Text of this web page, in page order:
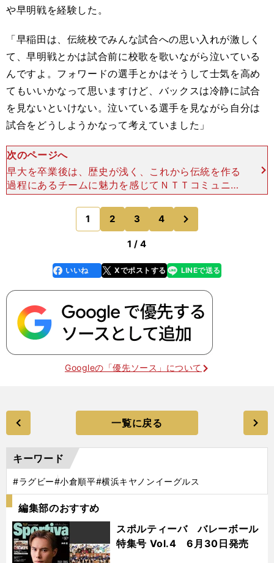
や早明戦を経験した。
「早稲田は、伝統校でみんな試合への思い入れが激しく
て、早明戦とかは試合前に校歌を歌いながら泣いている
んですよ。フォワードの選手とかはそうして士気を高め
てもいいかなって思いますけど、バックスは冷静に試合
を見ないといけない。泣いている選手を見ながら自分は
試合をどうしようかなって考えていました」
次のページへ
早大を卒業後は、歴史が浅く、これから伝統を作る
過程にあるチームに魅力を感じてＮＴＴコミュニケ
ーションズに入社。当初は社員選手だったが2017
年にプロ契約に移行した。その１年前にサンウルブ
ズでプレーし、
1 2 3 4
のページへ
1 / 4
faceboo
k
いいね Xでポストする
line LINEで送る
Googleの「優先ソース」について
一覧に戻る
キーワード
#ラグビー#小倉順平#横浜キヤノンイーグルス
編集部のおすすめ
スポルティーバ バレーボール
特集号 Vol.4 6月30日発売